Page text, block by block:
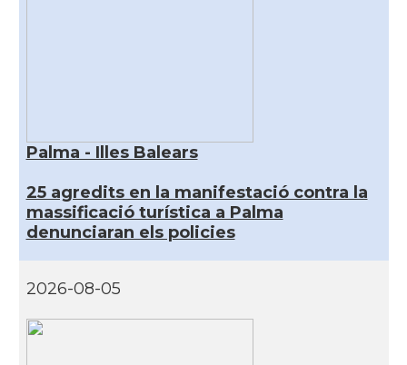
Palma - Illes Balears
25 agredits en la manifestació contra la
massificació turística a Palma
denunciaran els policies
2026-08-05